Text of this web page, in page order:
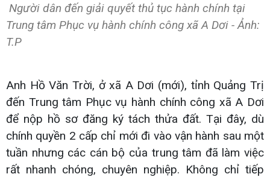
Người dân đến giải quyết thủ tục hành chính tại
Trung tâm Phục vụ hành chính công xã A Dơi - Ảnh:
T.P
Anh Hồ Văn Trời, ở xã A Dơi (mới), tỉnh Quảng Trị
đến Trung tâm Phục vụ hành chính công xã A Dơi
để nộp hồ sơ đăng ký tách thửa đất. Tại đây, dù
chính quyền 2 cấp chỉ mới đi vào vận hành sau một
tuần nhưng các cán bộ của trung tâm đã làm việc
rất nhanh chóng, chuyên nghiệp. Không chỉ tiếp